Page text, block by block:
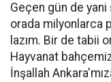
Geçen gün de yani
orada milyonlarca
lazım. Bir de tabii
Hayvanat
İnşallah